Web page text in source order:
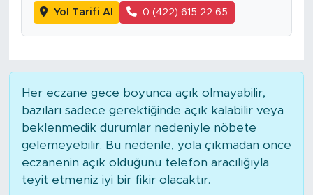
Yol Tarifi Al 0 (422) 615 22 65
Her eczane gece boyunca açık olmayabilir,
bazıları sadece gerektiğinde açık kalabilir veya
beklenmedik durumlar nedeniyle nöbete
gelemeyebilir. Bu nedenle, yola çıkmadan önce
eczanenin açık olduğunu telefon aracılığıyla
teyit etmeniz iyi bir fikir olacaktır.